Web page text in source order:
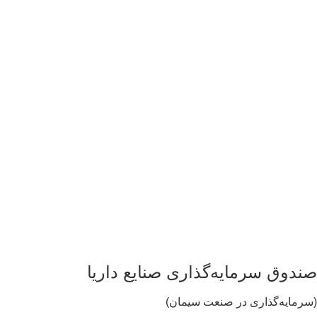
سرمایه‌گذاری صنایع داریا
در صنعت سیمان)